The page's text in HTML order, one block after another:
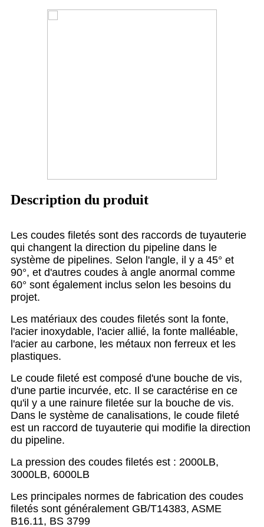
Description du produit
Les coudes filetés sont des raccords de tuyauterie
qui changent la direction du pipeline dans le
système de pipelines. Selon l'angle, il y a 45° et
90°, et d'autres coudes à angle anormal comme
60° sont également inclus selon les besoins du
projet.
Les matériaux des coudes filetés sont la fonte,
l'acier inoxydable, l'acier allié, la fonte malléable,
l'acier au carbone, les métaux non ferreux et les
plastiques.
Le coude fileté est composé d'une bouche de vis,
d'une partie incurvée, etc. Il se caractérise en ce
qu'il y a une rainure filetée sur la bouche de vis.
Dans le système de canalisations, le coude fileté
est un raccord de tuyauterie qui modifie la direction
du pipeline.
La pression des coudes filetés est : 2000LB,
3000LB, 6000LB
Les principales normes de fabrication des coudes
filetés sont généralement GB/T14383, ASME
B16.11, BS 3799